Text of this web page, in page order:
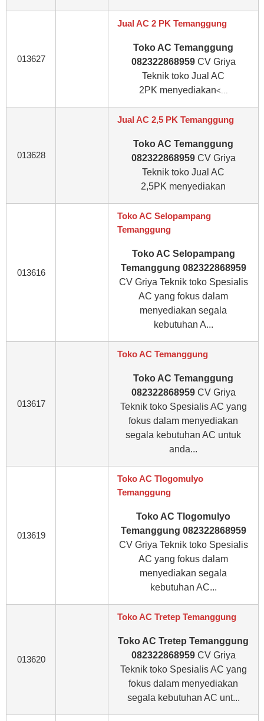
013627
Jual AC 2 PK Temanggung
Toko AC Temanggung
082322868959CV Griya
Teknik toko Jual AC
2PK menyediakan<...
013628
Jual AC 2,5 PK Temanggung
Toko AC Temanggung
082322868959CV Griya
Teknik toko Jual AC
2,5PK menyediakan
013616
Toko AC Selopampang
Temanggung
Toko AC Selopampang
Temanggung 082322868959
CV Griya Teknik toko Spesialis
AC yang fokus dalam
menyediakan segala
kebutuhan A...
013617
Toko AC Temanggung
Toko AC Temanggung
082322868959CV Griya
Teknik toko Spesialis AC yang
fokus dalam menyediakan
segala kebutuhan AC untuk
anda...
013619
Toko AC Tlogomulyo
Temanggung
Toko AC Tlogomulyo
Temanggung 082322868959
CV Griya Teknik toko Spesialis
AC yang fokus dalam
menyediakan segala
kebutuhan AC...
013620
Toko AC Tretep Temanggung
Toko AC Tretep Temanggung
082322868959CV Griya
Teknik toko Spesialis AC yang
fokus dalam menyediakan
segala kebutuhan AC unt...